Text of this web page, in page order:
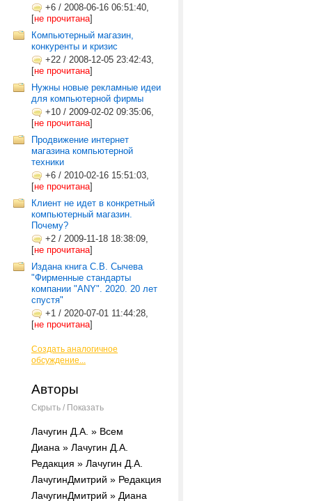
+6 / 2008-06-16 06:51:40,
[не прочитана]
Компьютерный магазин,
конкуренты и кризис
+22 / 2008-12-05 23:42:43,
[не прочитана]
Нужны новые рекламные идеи
для компьютерной фирмы
+10 / 2009-02-02 09:35:06,
[не прочитана]
Продвижение интернет
магазина компьютерной
техники
+6 / 2010-02-16 15:51:03,
[не прочитана]
Клиент не идет в конкретный
компьютерный магазин.
Почему?
+2 / 2009-11-18 18:38:09,
[не прочитана]
Издана книга С.В. Сычева
"Фирменные стандарты
компании "ANY". 2020. 20 лет
спустя"
+1 / 2020-07-01 11:44:28,
[не прочитана]
Создать аналогичное
обсуждение...
Авторы
Скрыть / Показать
Лачугин Д.А. » Всем
Диана » Лачугин Д.А.
Редакция » Лачугин Д.А.
ЛачугинДмитрий » Редакция
ЛачугинДмитрий » Диана